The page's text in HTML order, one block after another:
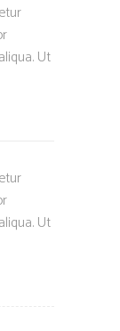
Ut
Ut